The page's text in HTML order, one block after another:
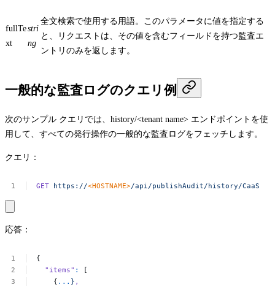
fullTe
xt
stri
ng
全文検索で使用する用語。このパラメータに値を指定する
と、リクエストは、その値を含むフィールドを持つ監査エ
ントリのみを返します。
一般的な監査ログのクエリ例
次のサンプル クエリでは、 history/<tenant name> エンドポイントを使
用して、すべての発行操作の一般的な監査ログをフェッチします。
クエリ：
GET https://<HOSTNAME>/api/publishAudit/history/CaaS
応答：
{
"items" :
[
{ ... } ,